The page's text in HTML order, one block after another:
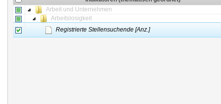
Arbeit und Unternehmen
Arbeitslosigkeit
Registrierte Stellensuchende [Anz.]